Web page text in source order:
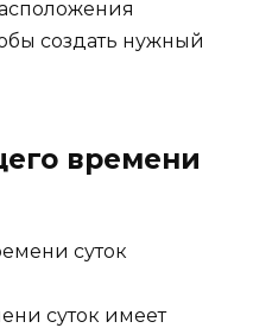
создать нужный
времени
суток имеет